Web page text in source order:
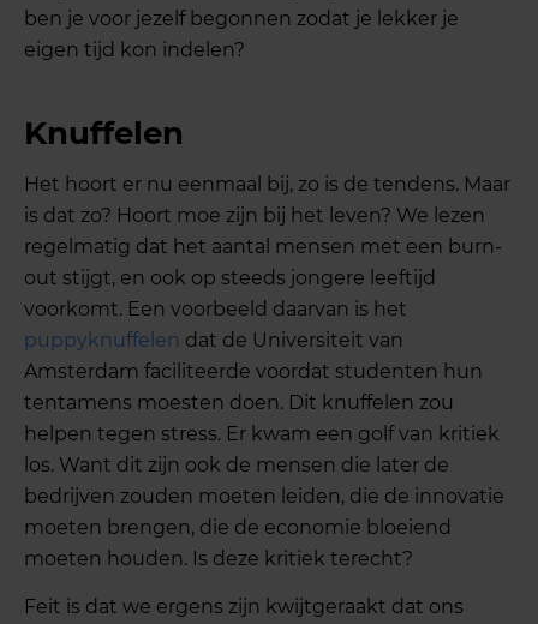
ben je voor jezelf begonnen zodat je lekker je
eigen tijd kon indelen?
Knuffelen
Het hoort er nu eenmaal bij, zo is de tendens. Maar
is dat zo? Hoort moe zijn bij het leven? We lezen
regelmatig dat het aantal mensen met een burn-
out stijgt, en ook op steeds jongere leeftijd
voorkomt. Een voorbeeld daarvan is het
puppyknuffelen dat de Universiteit van
Amsterdam faciliteerde voordat studenten hun
tentamens moesten doen. Dit knuffelen zou
helpen tegen stress. Er kwam een golf van kritiek
los. Want dit zijn ook de mensen die later de
bedrijven zouden moeten leiden, die de innovatie
moeten brengen, die de economie bloeiend
moeten houden. Is deze kritiek terecht?
Feit is dat we ergens zijn kwijtgeraakt dat ons